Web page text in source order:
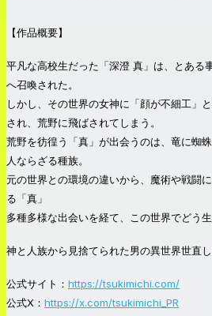
【作品概要】
平凡な高校生だった「深澄 真」は、とある
へ召喚された。
しかし、その世界の女神に「顔が不細工」
され、荒野に飛ばされてしまう。
荒野を彷徨う「真」が出会うのは、竜に蜘
人ならざる種族。
元の世界との環境の違いから、魔術や戦闘
る「真」
多種多様な出会いを経て、この世界でどう
神と人族から見捨てられた男の異世界世直
公式サイト： https://tsukimichi.com/
公式X： https://x.com/tsukimichi_PR